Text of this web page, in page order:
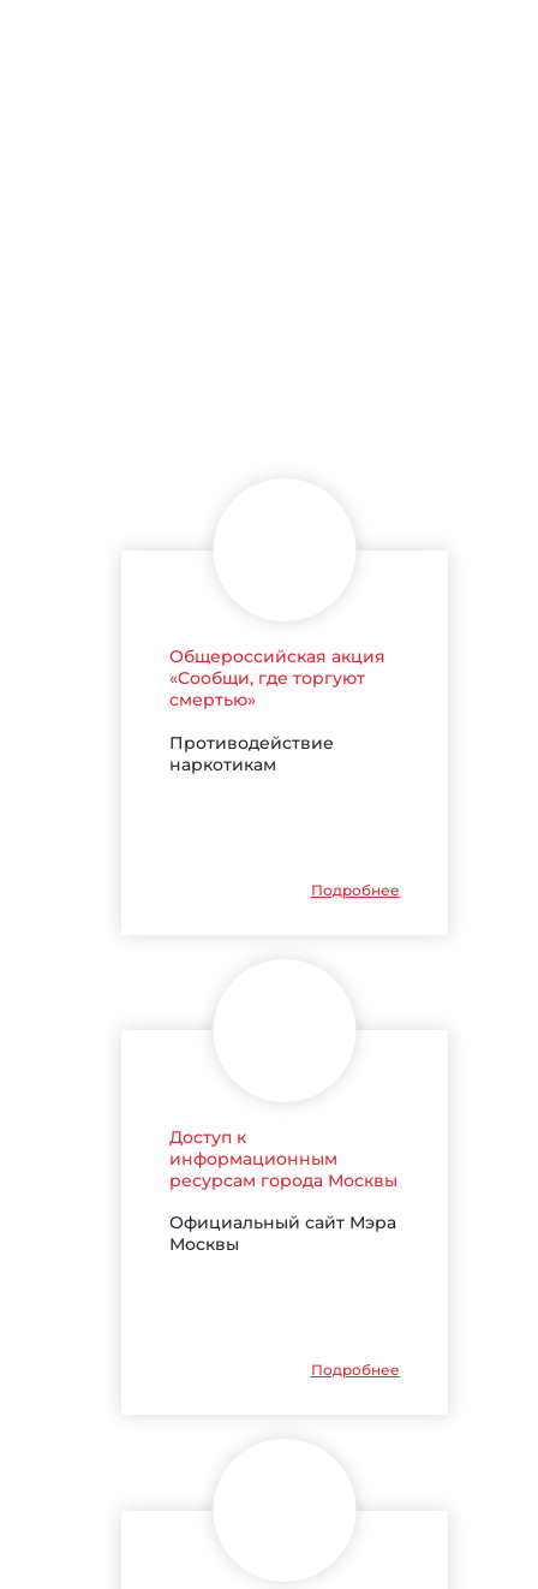
Общероссийская акция
«Сообщи, где торгуют
смертью»
Противодействие
наркотикам
Подробнее
Доступ к
информационным
ресурсам города Москвы
Официальный сайт Мэра
Москвы
Подробнее